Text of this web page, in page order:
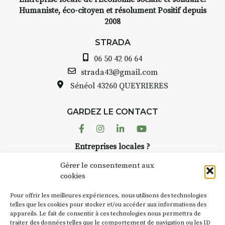
Gérer le consentement aux
cookies
Pour offrir les meilleures expériences, nous utilisons des technologies
telles que les cookies pour stocker et/ou accéder aux informations des
appareils. Le fait de consentir à ces technologies nous permettra de
traiter des données telles que le comportement de navigation ou les ID
médiévale du Brivadois cet été.
INTERVIEW
STRADA Bernard Turle, vous
Auzon…
Bernard TURLE Le Fumoir n’est
pas une galerie permanente.
Chaque année, le 1er dimanche
d’août, l’association
artisans investissent les rues, les
caves, les granges d’Auzon. Le
Fumoir est l’un de ces espaces
Humaniste, éco-citoyen et résolument Positif depuis
2008
STRADA
06 50 42 06 64
strada43@gmail.com
Sénéol 43260 QUEYRIERES
GARDEZ LE CONTACT
FacebookInstagram
LinkedinYoutube
Entreprises locales ?
Suivez toute l'actu de Strada